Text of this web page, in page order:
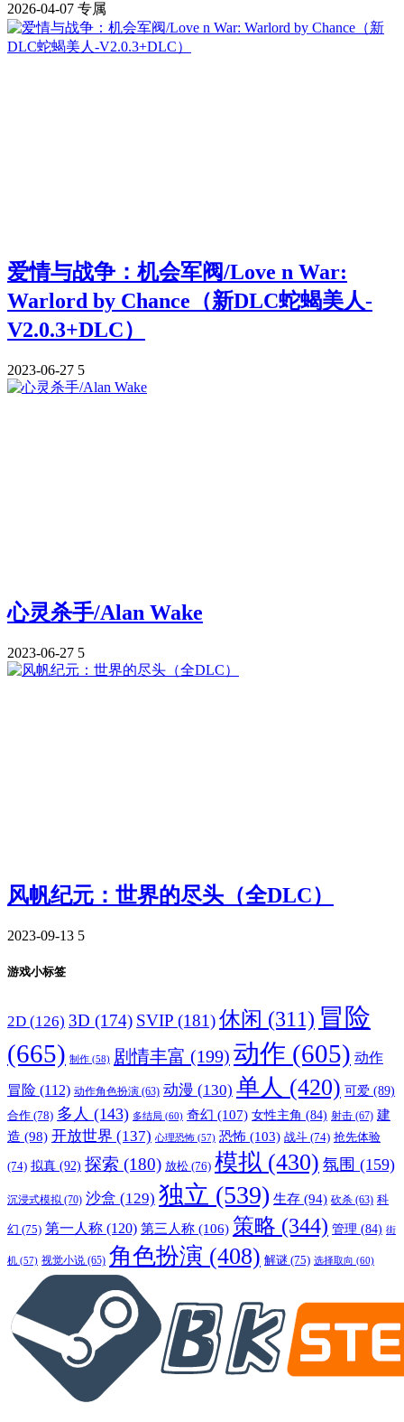
2026-04-07 专属
爱情与战争：机会军阀/Love n War:
Warlord by Chance（新DLC蛇蝎美人-
V2.0.3+DLC）
2023-06-27 5
心灵杀手/Alan Wake
2023-06-27 5
风帆纪元：世界的尽头（全DLC）
2023-09-13 5
游戏小标签
2D (126) 3D (174) SVIP (181)休闲 (311) 冒险
(665) 制作 (58) 剧情丰富 (199) 动作 (605) 动作
冒险 (112) 动作角色扮演 (63) 动漫 (130) 单人 (420) 可爱 (89)
合作 (78) 多人 (143) 多结局 (60) 奇幻 (107) 女性主角 (84) 射击 (67) 建
造 (98) 开放世界 (137) 心理恐怖 (57) 恐怖 (103) 战斗 (74) 抢先体验
(74) 拟真 (92) 探索 (180) 放松 (76) 模拟 (430) 氛围 (159)
沉浸式模拟 (70) 沙盒 (129) 独立 (539) 生存 (94) 砍杀 (63) 科
幻 (75) 第一人称 (120) 第三人称 (106) 策略 (344) 管理 (84) 街
机 (57) 视觉小说 (65) 角色扮演 (408) 解谜 (75) 选择取向 (60)